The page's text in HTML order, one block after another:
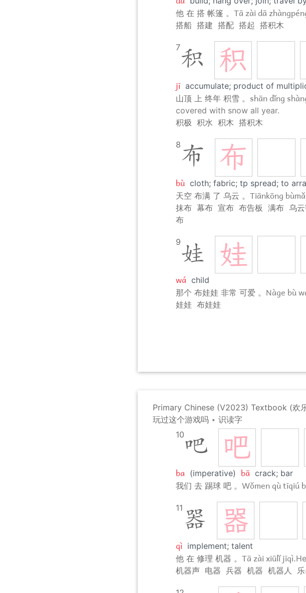
他 在 搭 帐篷 。 Tā zài dā
搭船 搭建 搭配 搭起 搭积木
7积 积
jī accumulate; product of
山顶 上 终年 积雪 。 shān dǐng
covered with snow all year.
积极 积水 积木 搭积木
8布 布
bù cloth; fabric; tp spread; to
天空 布满 了 乌云 。 Tiānkōng
抹布 幕布 宣布 布告板 满布 乌
布
9娃 娃
wá child
那个 布娃娃 非常 可爱 。 Nàge bù
娃娃 布娃娃
Primary Chinese (V2023) Textbook (欢
玩过这个游戏吗 ‣识读字
10吧 吧
ba (imperative) bā crack; bar
我们 去 踢球 吧 。 Wǒmen qù tīqiú
11 器 器
qì implement; talent
他 在 修理 机器 。 Tā zài xiūlǐ jīqì.
机器声 电器 兵器 机器 机器人